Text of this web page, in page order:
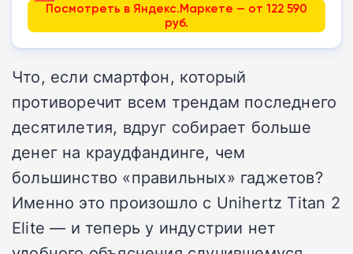
Посмотреть в Яндекс.Маркете — от 122 590
руб.
Что, если смартфон, который
противоречит всем трендам последнего
десятилетия, вдруг собирает больше
денег на краудфандинге, чем
большинство «правильных» гаджетов?
Именно это произошло с Unihertz Titan 2
Elite — и теперь у индустрии нет